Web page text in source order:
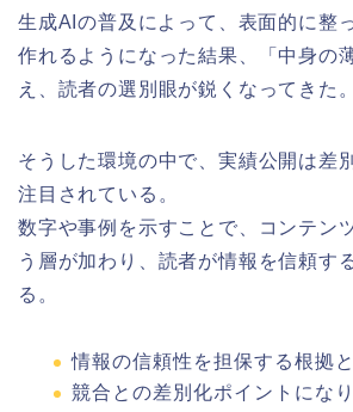
生成AIの普及によって、表面的に整
作れるようになった結果、「中身の
え、読者の選別眼が鋭くなってきた。
そうした環境の中で、実績公開は差
注目されている。
数字や事例を示すことで、コンテン
う層が加わり、読者が情報を信頼す
る。
情報の信頼性を担保する根拠
競合との差別化ポイントにな